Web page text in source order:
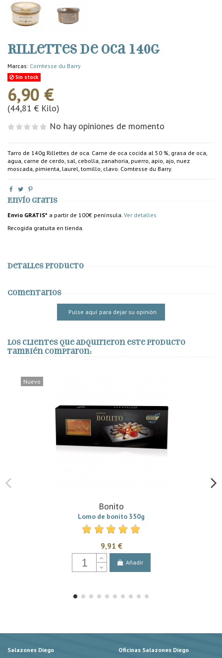
Rillettes de oca 140g
Marcas: Comtesse du Barry
Sin stock
6,90 €
(44,81 € Kilo)
No hay opiniones de momento
Tarro de 140g Rillettes de oca. Carne de oca cocida al 50 %, grasa de oca,
agua, carne de cerdo, sal, cebolla, zanahoria, puerro, apio, ajo, nuez
moscada, pimienta, laurel, tomillo, clavo. Comtesse du Barry.
Envío gratis
Envío GRATIS* a partir de 100€ península. Ver detalles
Recogida gratuita en tienda.
Detalles producto
Comentarios
Pulse aquí para dejar su opinión
Los clientes que adquirieron este producto
también compraron:
Nuevo
Bonito
Lomo de bonito 350g
9,91 €
Añadir
Salazones Diego
Oficinas Salazones Diego